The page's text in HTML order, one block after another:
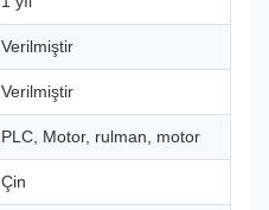
Verilmiştir
Verilmiştir
PLC, Motor, rulman, motor
Çin